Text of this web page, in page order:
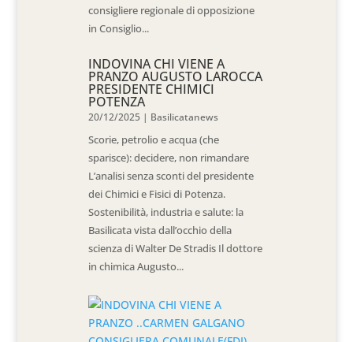
consigliere regionale di opposizione
in Consiglio...
INDOVINA CHI VIENE A
PRANZO AUGUSTO LAROCCA
PRESIDENTE CHIMICI
POTENZA
20/12/2025 | Basilicatanews
Scorie, petrolio e acqua (che
sparisce): decidere, non rimandare
L’analisi senza sconti del presidente
dei Chimici e Fisici di Potenza.
Sostenibilità, industria e salute: la
Basilicata vista dall’occhio della
scienza di Walter De Stradis Il dottore
in chimica Augusto...